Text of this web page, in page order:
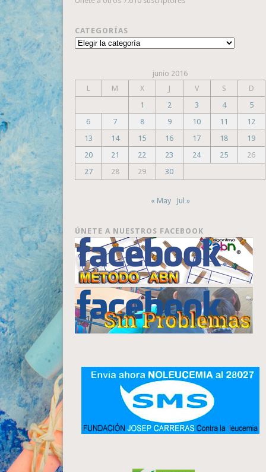
CATEGORÍAS
Categorías
junio 2016
L
M X J V S
D
1
2 3 4
5
6
7 8 9 10 11
12
13
14 15 16 17 18
19
20
21 22 23 24 25
26
27
28 29 30
« May Jul »
ÚNETE A NUESTROS FACEBOOK